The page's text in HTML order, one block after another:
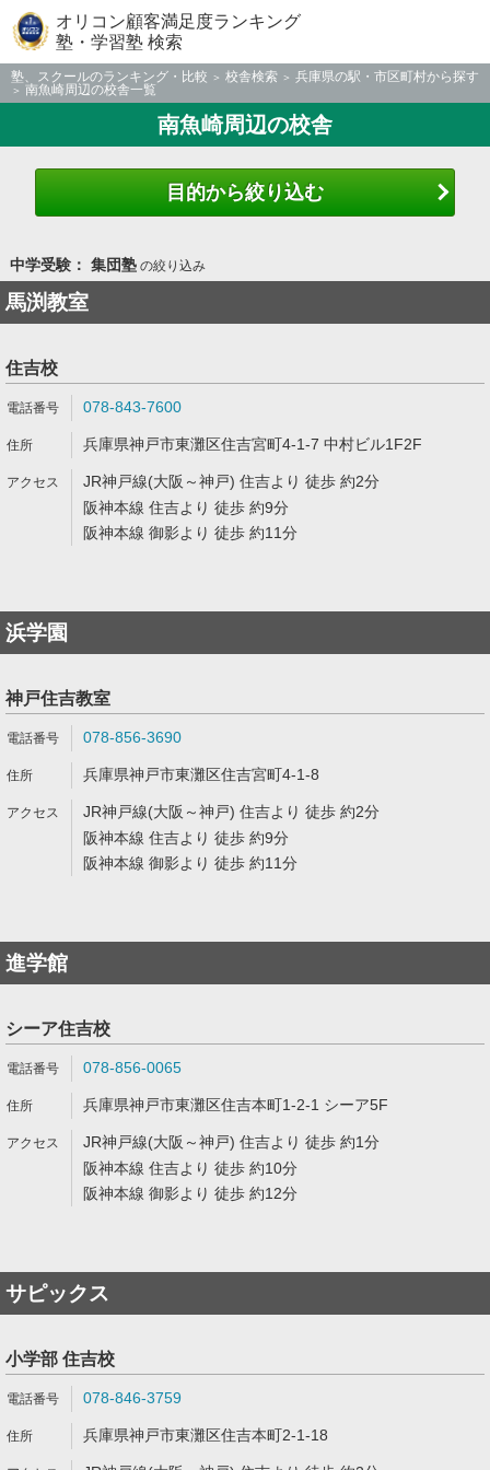
オリコン顧客満足度ランキング
塾・学習塾 検索
塾、スクールのランキング・比較 校舎検索
兵庫県の駅・市区町村から探す
南魚崎周辺の校舎一覧
南魚崎周辺の校舎
目的から絞り込む
中学受験： 集団塾の絞り込み
馬渕教室
住吉校
078-843-7600
兵庫県神戸市東灘区住吉宮町4-1-7 中村ビル1F2F
JR神戸線(大阪～神戸) 住吉より 徒歩 約2分
阪神本線 住吉より 徒歩 約9分
阪神本線 御影より 徒歩 約11分
浜学園
神戸住吉教室
078-856-3690
兵庫県神戸市東灘区住吉宮町4-1-8
JR神戸線(大阪～神戸) 住吉より 徒歩 約2分
阪神本線 住吉より 徒歩 約9分
阪神本線 御影より 徒歩 約11分
進学館
シーア住吉校
078-856-0065
兵庫県神戸市東灘区住吉本町1-2-1 シーア5F
JR神戸線(大阪～神戸) 住吉より 徒歩 約1分
阪神本線 住吉より 徒歩 約10分
阪神本線 御影より 徒歩 約12分
サピックス
小学部 住吉校
078-846-3759
兵庫県神戸市東灘区住吉本町2-1-18